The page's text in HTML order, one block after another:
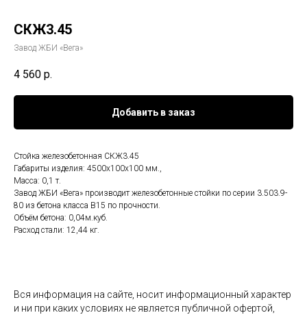
СКЖ3.45
Завод ЖБИ «Вега»
4 560 р.
Добавить в заказ
Стойка железобетонная СКЖ3.45
Габариты изделия: 4500x100x100 мм.,
Масса: 0,1 т.
Завод ЖБИ «Вега» производит железобетонные стойки по серии 3.503.9-
80 из бетона класса B15 по прочности.
Объём бетона: 0,04м.куб.
Расход стали: 12,44 кг.
Вся информация на сайте, носит информационный характер
и ни при каких условиях не является публичной офертой,